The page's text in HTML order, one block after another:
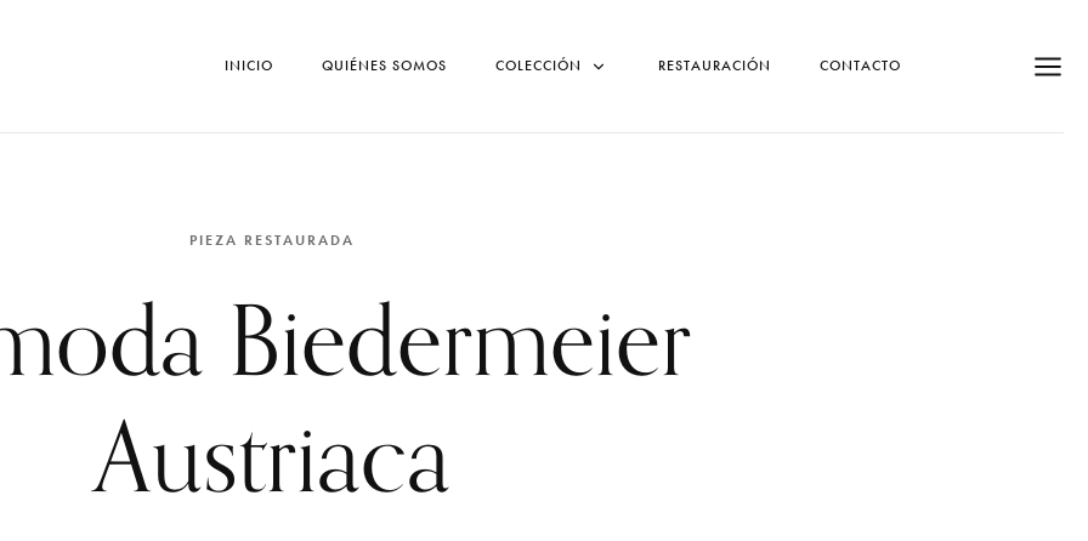
INICIO QUIÉNES SOMOS COLECCIÓN RESTAURACIÓN CONTACTO
PIEZA RESTAURADA
Biedermeier
Austriaca